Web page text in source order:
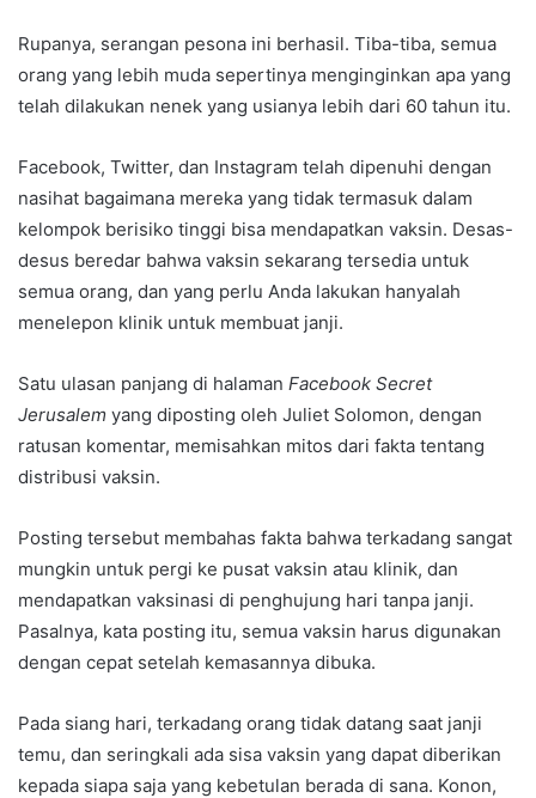
Rupanya, serangan pesona ini berhasil. Tiba-tiba, semua
orang yang lebih muda sepertinya menginginkan apa yang
telah dilakukan nenek yang usianya lebih dari 60 tahun itu.
Facebook, Twitter, dan Instagram telah dipenuhi dengan
nasihat bagaimana mereka yang tidak termasuk dalam
kelompok berisiko tinggi bisa mendapatkan vaksin. Desas-
desus beredar bahwa vaksin sekarang tersedia untuk
semua orang, dan yang perlu Anda lakukan hanyalah
menelepon klinik untuk membuat janji.
Satu ulasan panjang di halaman Facebook Secret
Jerusalem yang diposting oleh Juliet Solomon, dengan
ratusan komentar, memisahkan mitos dari fakta tentang
distribusi vaksin.
Posting tersebut membahas fakta bahwa terkadang sangat
mungkin untuk pergi ke pusat vaksin atau klinik, dan
mendapatkan vaksinasi di penghujung hari tanpa janji.
Pasalnya, kata posting itu, semua vaksin harus digunakan
dengan cepat setelah kemasannya dibuka.
Pada siang hari, terkadang orang tidak datang saat janji
temu, dan seringkali ada sisa vaksin yang dapat diberikan
kepada siapa saja yang kebetulan berada di sana. Konon,